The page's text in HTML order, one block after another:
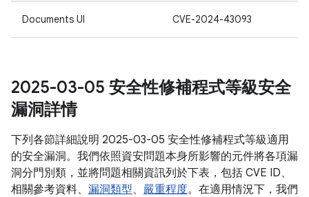
Documents UI CVE-2024-43093
2025-03-05 安全性修補程式等級安全
漏洞詳情
下列各節詳細說明 2025-03-05 安全性修補程式等級適用
的安全漏洞。我們依照資安問題本身所影響的元件將各項漏
洞分門別類，並將問題相關資訊列於下表，包括 CVE ID、
相關參考資料、 漏洞類型、 嚴重程度。在適用情況下，我們